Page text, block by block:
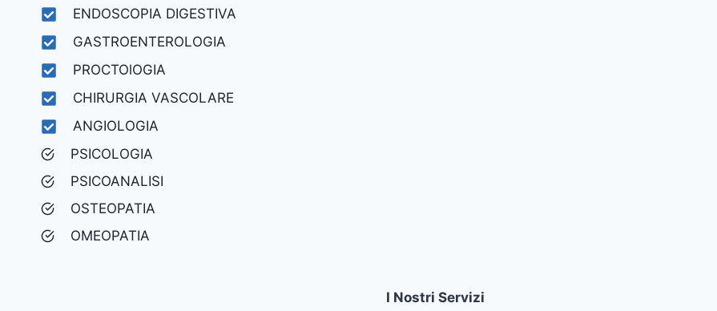
ENDOSCOPIA DIGESTIVA
GASTROENTEROLOGIA
PROCTOlOGIA
CHIRURGIA VASCOLARE
ANGIOLOGIA
PSICOLOGIA
PSICOANALISI
OSTEOPATIA
OMEOPATIA
I Nostri Servizi